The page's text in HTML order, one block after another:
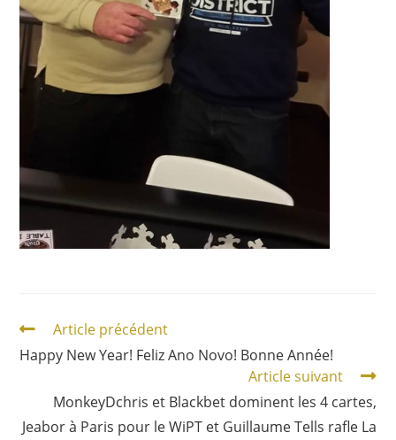
Article précédent
Happy New Year! Feliz Ano Novo! Bonne Année!
Article suivant
MonkeyDchris et Blackbet dominent les 4 cartes,
Jeabor à Paris pour le WiPT et Guillaume Tells rafle La